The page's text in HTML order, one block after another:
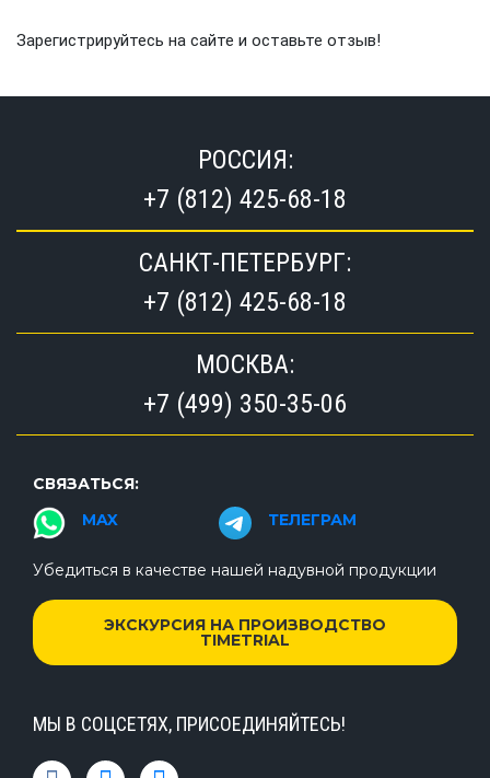
Зарегистрируйтесь на сайте и оставьте отзыв!
РОССИЯ:
+7 (812) 425-68-18
САНКТ-ПЕТЕРБУРГ:
+7 (812) 425-68-18
МОСКВА:
+7 (499) 350-35-06
СВЯЗАТЬСЯ:
MAX
ТЕЛЕГРАМ
Убедиться в качестве нашей надувной продукции
ЭКСКУРСИЯ НА ПРОИЗВОДСТВО
TIMETRIAL
МЫ В СОЦСЕТЯХ, ПРИСОЕДИНЯЙТЕСЬ!